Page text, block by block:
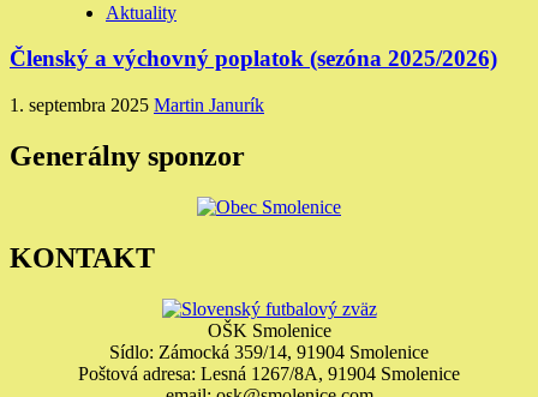
Aktuality
Členský a výchovný poplatok (sezóna 2025/2026)
1. septembra 2025 Martin Janurík
Generálny sponzor
KONTAKT
OŠK Smolenice
Sídlo: Zámocká 359/14, 91904 Smolenice
Poštová adresa: Lesná 1267/8A, 91904 Smolenice